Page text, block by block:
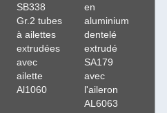
SB338
Gr.2 tubes
à ailettes
extrudées
avec
ailette
Al1060
en
aluminium
dentelé
extrudé
SA179
avec
l'aileron
AL6063